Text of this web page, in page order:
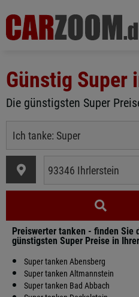
Günstig Super
Die günstigsten Super
Preiswerter tanken - finden Sie
günstigsten Super Preise in
Super tanken Abensberg
Super tanken Altmannstein
Super tanken Bad Abbach